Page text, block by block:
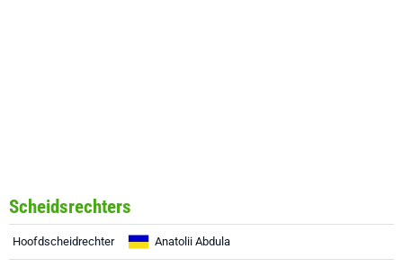
Scheidsrechters
Hoofdscheidrechter Anatolii Abdula